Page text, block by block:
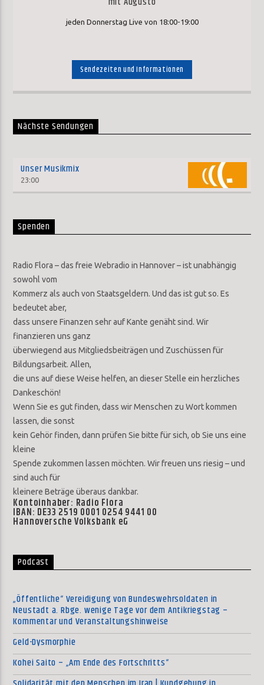
jeden Donnerstag Live von 18:00-19:00
Sendezeiten und Informationen
Nächste Sendungen
Unser Musikmix
23:00
Spenden
Radio Flora – das freie Webradio in Hannover – ist unabhängig
sowohl vom
Kommerz als auch von Staatsgeldern. Und das ist gut so. Es
bedeutet aber,
dass unsere Finanzen sehr auf Kante genäht sind. Wir
finanzieren uns ganz
überwiegend aus Mitgliedsbeiträgen und Zuschüssen für
Bildungsarbeit. Allen,
die uns auf diese Weise helfen, an dieser Stelle ein herzliches
Dankeschön!
Wenn Sie es gut finden, dass wir Menschen zu Wort kommen
lassen, die sonst
kein Gehör finden, dann prüfen Sie bitte für sich, ob Sie uns eine
kleine
Spende zukommen lassen möchten. Wir freuen uns riesig – und
sind auch für
kleinere Beträge überaus dankbar.
Kontoinhaber: Radio Flora
IBAN: DE33 2519 0001 0254 9441 00
Hannoversche Volksbank eG
Podcast
„Öffentliche“ Vereidigung von Bundeswehrsoldaten in
Neustadt a. Rbge. wenige Tage vor dem Antikriegstag –
Kommentar und Veranstaltungshinweise
Geld-Dysmorphie
Kohei Saito – „Am Ende des Fortschritts“